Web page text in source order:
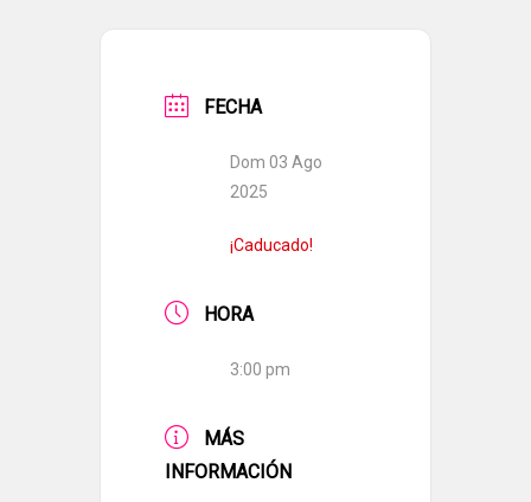
FECHA
Dom 03 Ago
2025
¡Caducado!
HORA
3:00 pm
MÁS
INFORMACIÓN